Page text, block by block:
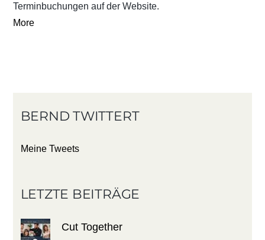
Terminbuchungen auf der Website.
More
BERND TWITTERT
Meine Tweets
LETZTE BEITRÄGE
Cut Together